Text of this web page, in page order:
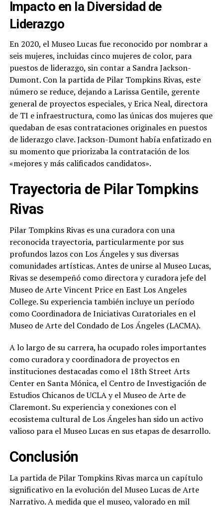
Impacto en la Diversidad de
Liderazgo
En 2020, el Museo Lucas fue reconocido por nombrar a
seis mujeres, incluidas cinco mujeres de color, para
puestos de liderazgo, sin contar a Sandra Jackson-
Dumont. Con la partida de Pilar Tompkins Rivas, este
número se reduce, dejando a Larissa Gentile, gerente
general de proyectos especiales, y Erica Neal, directora
de TI e infraestructura, como las únicas dos mujeres que
quedaban de esas contrataciones originales en puestos
de liderazgo clave. Jackson-Dumont había enfatizado en
su momento que priorizaba la contratación de los
«mejores y más calificados candidatos».
Trayectoria de Pilar Tompkins
Rivas
Pilar Tompkins Rivas es una curadora con una
reconocida trayectoria, particularmente por sus
profundos lazos con Los Ángeles y sus diversas
comunidades artísticas. Antes de unirse al Museo Lucas,
Rivas se desempeñó como directora y curadora jefe del
Museo de Arte Vincent Price en East Los Angeles
College. Su experiencia también incluye un período
como Coordinadora de Iniciativas Curatoriales en el
Museo de Arte del Condado de Los Ángeles (LACMA).
A lo largo de su carrera, ha ocupado roles importantes
como curadora y coordinadora de proyectos en
instituciones destacadas como el 18th Street Arts
Center en Santa Mónica, el Centro de Investigación de
Estudios Chicanos de UCLA y el Museo de Arte de
Claremont. Su experiencia y conexiones con el
ecosistema cultural de Los Ángeles han sido un activo
valioso para el Museo Lucas en sus etapas de desarrollo.
Conclusión
La partida de Pilar Tompkins Rivas marca un capítulo
significativo en la evolución del Museo Lucas de Arte
Narrativo. A medida que el museo, valorado en mil